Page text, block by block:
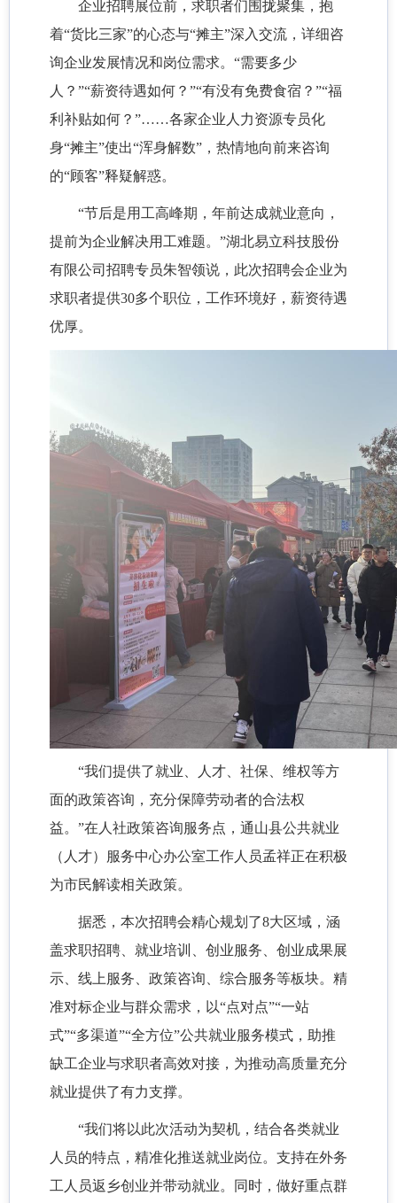
企业招聘展位前，求职者们围拢聚集，抱
着“货比三家”的心态与“摊主”深入交流，详细咨
询企业发展情况和岗位需求。“需要多少
人？”“薪资待遇如何？”“有没有免费食宿？”“福
利补贴如何？”……各家企业人力资源专员化
身“摊主”使出“浑身解数”，热情地向前来咨询
的“顾客”释疑解惑。
“节后是用工高峰期，年前达成就业意向，
提前为企业解决用工难题。”湖北易立科技股份
有限公司招聘专员朱智领说，此次招聘会企业为
求职者提供30多个职位，工作环境好，薪资待遇
优厚。
“我们提供了就业、人才、社保、维权等方
面的政策咨询，充分保障劳动者的合法权
益。”在人社政策咨询服务点，通山县公共就业
（人才）服务中心办公室工作人员孟祥正在积极
为市民解读相关政策。
据悉，本次招聘会精心规划了8大区域，涵
盖求职招聘、就业培训、创业服务、创业成果展
示、线上服务、政策咨询、综合服务等板块。精
准对标企业与群众需求，以“点对点”“一站
式”“多渠道”“全方位”公共就业服务模式，助推
缺工企业与求职者高效对接，为推动高质量充分
就业提供了有力支撑。
“我们将以此次活动为契机，结合各类就业
人员的特点，精准化推送就业岗位。支持在外务
工人员返乡创业并带动就业。同时，做好重点群